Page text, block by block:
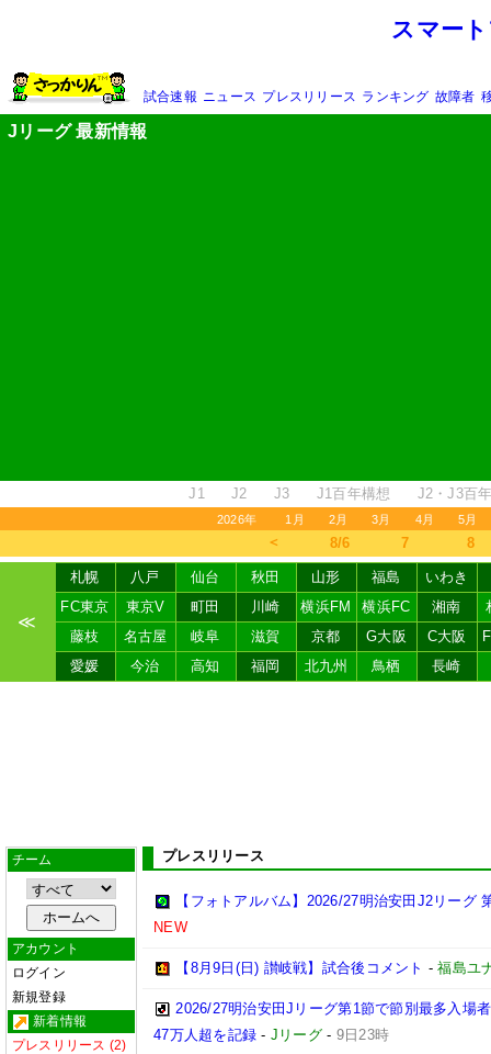
スマー
試合速報 ニュース プレスリリース ランキング 故障者
Jリーグ 最新情報
J1 J2 J3 J1百年構想 J2・J3百
2026年 1月 2月 3月 4月 5月
＜ 8/6 7 8
≪
札幌 八戸 仙台 秋田 山形 福島
いわき
FC東京
東京V 町田 川崎 横浜FM 横浜FC 湘南
藤枝
名古屋 岐阜 滋賀 京都 G大阪 C大阪
愛媛
今治 高知 福岡 北九州 鳥栖 長崎
チーム
アカウント
ログイン
新規登録
新着情報
プレスリリース (2)
プレスリリース
【フォトアルバム】2026/27明治安田J2リーグ
NEW
【8月9日(日) 讃岐戦】試合後コメント -福島ユ
2026/27明治安田Jリーグ第1節で節別最多入場
47万人超を記録 - Jリーグ - 9日23時